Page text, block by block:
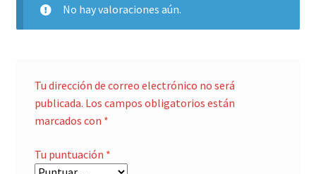
No hay valoraciones aún.
Tu dirección de correo electrónico no será
publicada. Los campos obligatorios están
marcados con *
Tu puntuación *